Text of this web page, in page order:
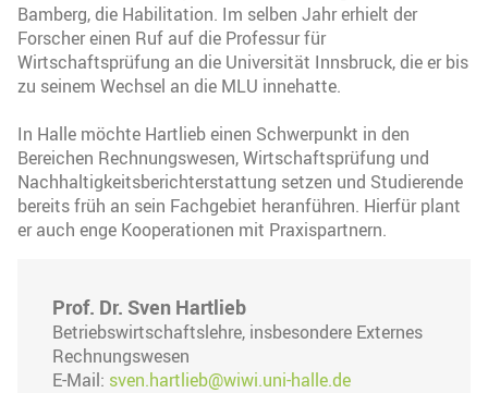
Bamberg, die Habilitation. Im selben Jahr erhielt der
Forscher einen Ruf auf die Professur für
Wirtschaftsprüfung an die Universität Innsbruck, die er bis
zu seinem Wechsel an die MLU innehatte.
In Halle möchte Hartlieb einen Schwerpunkt in den
Bereichen Rechnungswesen, Wirtschaftsprüfung und
Nachhaltigkeitsberichterstattung setzen und Studierende
bereits früh an sein Fachgebiet heranführen. Hierfür plant
er auch enge Kooperationen mit Praxispartnern.
Prof. Dr. Sven Hartlieb
Betriebswirtschaftslehre, insbesondere Externes
Rechnungswesen
E-Mail: sven.hartlieb@wiwi.uni-halle.de